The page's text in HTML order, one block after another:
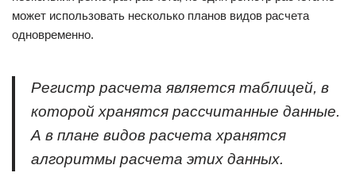
может использовать несколько планов видов расчета
одновременно.
Регистр расчета является таблицей, в
которой хранятся рассчитанные данные.
А в плане видов расчета хранятся
алгоритмы расчета этих данных.